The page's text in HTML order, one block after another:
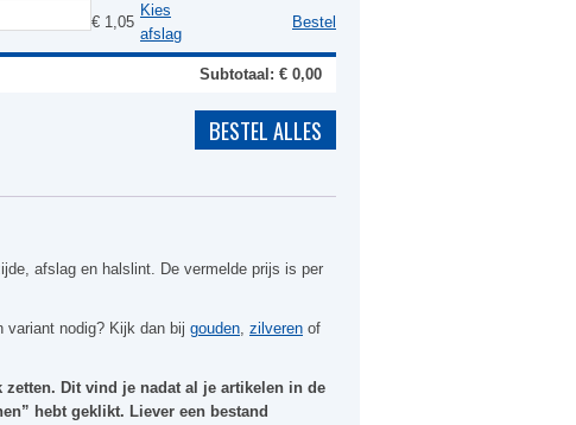
€ 1,05
Kies
afslag
Bestel
Subtotaal: € 0,00
afslag en halslint. De vermelde prijs is per
variant nodig? Kijk dan bij gouden, zilveren of
Dit vind je nadat al je artikelen in de
hebt geklikt. Liever een bestand